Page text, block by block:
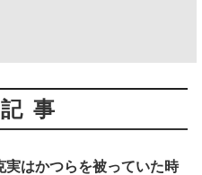
事
実はかつらを被っていた時